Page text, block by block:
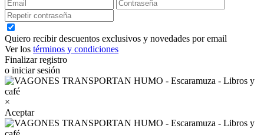
Quiero recibir descuentos exclusivos y novedades por email
Ver los términos y condiciones
Finalizar registro
o iniciar sesión
×
Aceptar